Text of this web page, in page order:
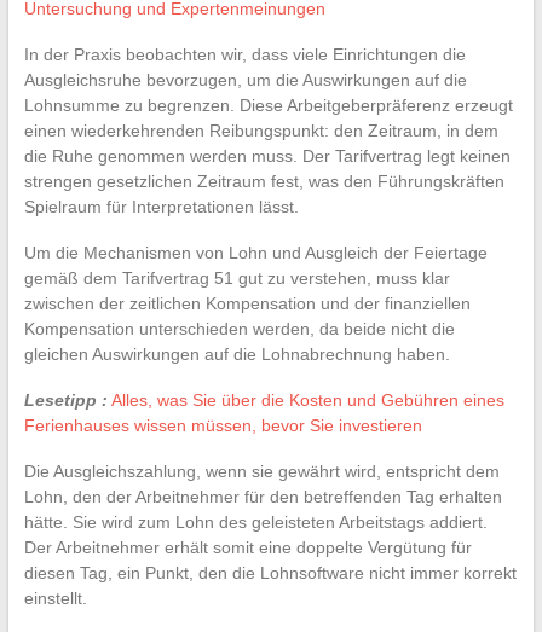
Untersuchung und Expertenmeinungen
In der Praxis beobachten wir, dass viele Einrichtungen die
Ausgleichsruhe bevorzugen, um die Auswirkungen auf die
Lohnsumme zu begrenzen. Diese Arbeitgeberpräferenz erzeugt
einen wiederkehrenden Reibungspunkt: den Zeitraum, in dem
die Ruhe genommen werden muss. Der Tarifvertrag legt keinen
strengen gesetzlichen Zeitraum fest, was den Führungskräften
Spielraum für Interpretationen lässt.
Um die Mechanismen von Lohn und Ausgleich der Feiertage
gemäß dem Tarifvertrag 51 gut zu verstehen, muss klar
zwischen der zeitlichen Kompensation und der finanziellen
Kompensation unterschieden werden, da beide nicht die
gleichen Auswirkungen auf die Lohnabrechnung haben.
Lesetipp : Alles, was Sie über die Kosten und Gebühren eines
Ferienhauses wissen müssen, bevor Sie investieren
Die Ausgleichszahlung, wenn sie gewährt wird, entspricht dem
Lohn, den der Arbeitnehmer für den betreffenden Tag erhalten
hätte. Sie wird zum Lohn des geleisteten Arbeitstags addiert.
Der Arbeitnehmer erhält somit eine doppelte Vergütung für
diesen Tag, ein Punkt, den die Lohnsoftware nicht immer korrekt
einstellt.